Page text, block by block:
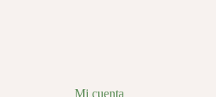
Mi cuenta